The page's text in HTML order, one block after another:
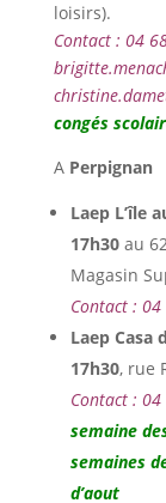
loisirs).
Contact : 04
congés
A Perpignan
Laep L’île
17h30 au
Magasin
Contact :
Laep Casa
17h30, rue
Contact :
semaine
semaines
d’aout